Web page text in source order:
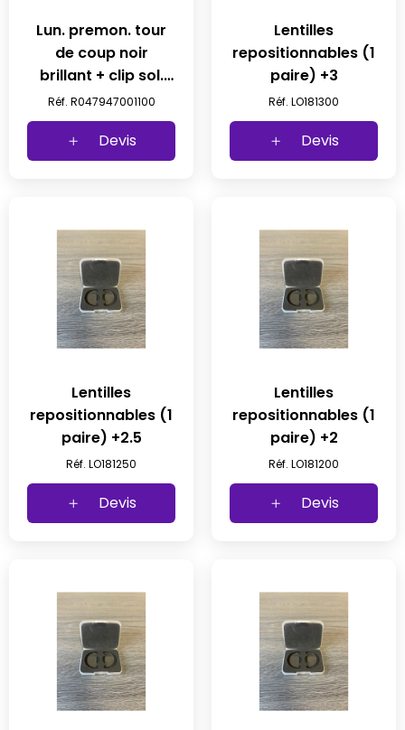
Lun. premon. tour
de coup noir
brillant + clip sol.
non polarise +1 prix
net
Réf. R047947001100
Devis
Lentilles
repositionnables (1
paire) +3
Réf. LO181300
Devis
Lentilles
repositionnables (1
paire) +2.5
Réf. LO181250
Devis
Lentilles
repositionnables (1
paire) +2
Réf. LO181200
Devis